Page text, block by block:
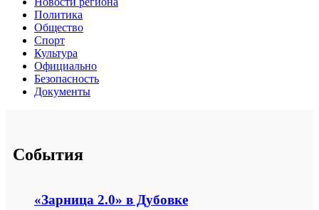
Политика
Общество
Спорт
Культура
Официально
Безопасность
Документы
События
«Зарница 2.0» в Дубовке